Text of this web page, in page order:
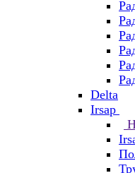
Delta
Irsap